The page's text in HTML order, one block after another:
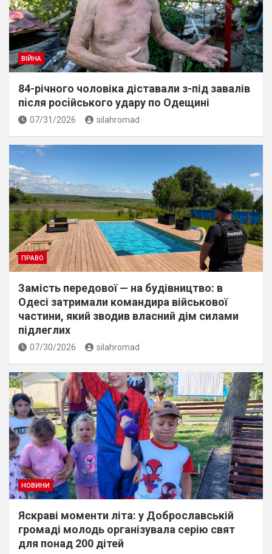
ВІЙНА
84-річного чоловіка діставали з-під завалів
пiсля росiйського удару по Одещині
07/31/2026 silahromad
ПРАВО
Замість передової — на будівництво: в
Одесі затримали командира військової
частини, який зводив власний дім силами
підлеглих
07/30/2026 silahromad
НОВИНИ
Яскраві моменти літа: у Доброславській
громаді молодь організувала серію свят
для понад 200 дітей